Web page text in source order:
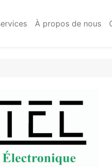
À propos de nous